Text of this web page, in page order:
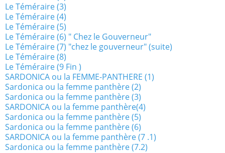
Le Téméraire (3)
Le Téméraire (4)
Le Téméraire (5)
Le Téméraire (6) " Chez le Gouverneur"
Le Téméraire (7) "chez le gouverneur" (suite)
Le Téméraire (8)
Le Téméraire (9 Fin )
SARDONICA ou la FEMME-PANTHERE (1)
Sardonica ou la femme panthère (2)
Sardonica ou la femme panthère (3)
SARDONICA ou la femme panthère(4)
Sardonica ou la femme panthère (5)
Sardonica ou la femme panthère (6)
SARDONICA ou la femme panthère (7 .1)
Sardonica ou la femme panthère (7.2)